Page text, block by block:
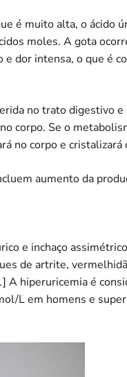
é muito alta, o ácido
moles. A gota
dor intensa, o que é
no trato digestivo
corpo. Se o
no corpo e cristalizará
aumento da
e inchaço
de artrite,
A hiperuricemia é
L em homens e